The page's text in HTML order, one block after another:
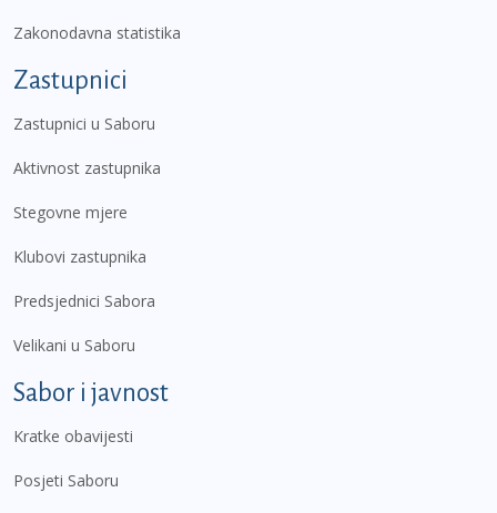
Zakonodavna statistika
Zastupnici
Zastupnici u Saboru
Aktivnost zastupnika
Stegovne mjere
Klubovi zastupnika
Predsjednici Sabora
Velikani u Saboru
Sabor i javnost
Kratke obavijesti
Posjeti Saboru